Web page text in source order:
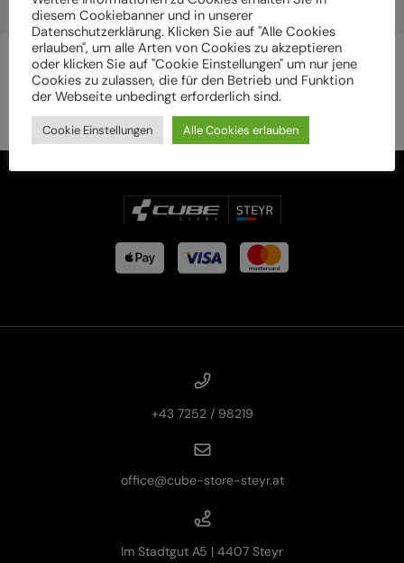
+43 7252 / 98219
office@cube-store-steyr.at
Im Stadtgut A5 | 4407 Steyr
diesem Cookiebanner und in unserer
Datenschutzerklärung. Klicken Sie auf "Alle Cookies
erlauben", um alle Arten von Cookies zu akzeptieren
oder klicken Sie auf "Cookie Einstellungen" um nur jene
Cookies zu zulassen, die für den Betrieb und Funktion
der Webseite unbedingt erforderlich sind.
Cookie Einstellungen Alle Cookies erlauben